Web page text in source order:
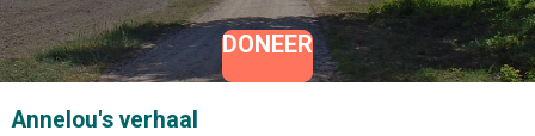
DONEER
Annelou's verhaal